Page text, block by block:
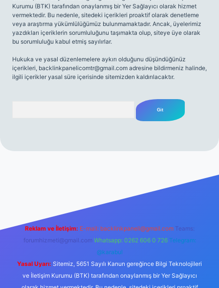
Kurumu (BTK) tarafından onaylanmış bir Yer Sağlayıcı olarak hizmet
vermektedir. Bu nedenle, sitedeki içerikleri proaktif olarak denetleme
veya araştırma yükümlülüğümüz bulunmamaktadır. Ancak, üyelerimiz
yazdıkları içeriklerin sorumluluğunu taşımakta olup, siteye üye olarak
bu sorumluluğu kabul etmiş sayılırlar.
Hukuka ve yasal düzenlemelere aykırı olduğunu düşündüğünüz
içerikleri, backlinkpanelicomtr@gmail.com adresine bildirmeniz halinde,
ilgili içerikler yasal süre içerisinde sitemizden kaldırılacaktır.
Reklam ve İletişim: E-mail: backlinkpaneli@gmail.com Teams:
forumhizmeti@gmail.com Whatsapp: 0262 606 0 726 Telegram:
@karabul
Yasal Uyarı: Sitemiz, 5651 Sayılı Kanun gereğince Bilgi Teknolojileri
ve İletişim Kurumu (BTK) tarafından onaylanmış bir Yer Sağlayıcı